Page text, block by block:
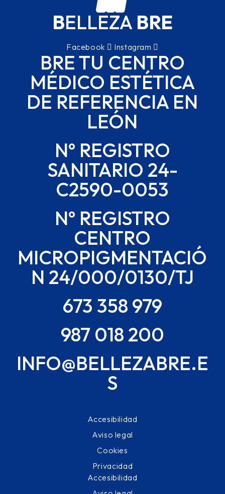
BELLEZA BRE
Facebook Instagram
BRE TU CENTRO
MÉDICO ESTÉTICA
DE REFERENCIA EN
LEÓN
Nº REGISTRO
SANITARIO 24-
C2590-0053
Nº REGISTRO
CENTRO
MICROPIGMENTACIÓ
N 24/000/0130/TJ
673 358 979
987 018 200
INFO@BELLEZABRE.E
S
Accesibilidad
Aviso legal
Cookies
Privacidad
Accesibilidad